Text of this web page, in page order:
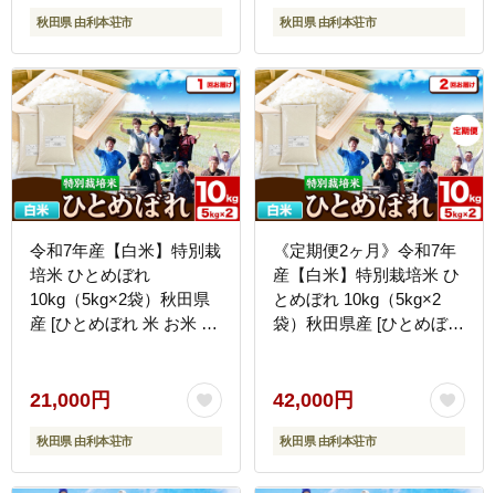
秋田県 由利本荘市 秋田県 由利本荘市
令和7年産【白米】特別栽
培米 ひとめぼれ
10kg（5kg×2袋）秋田県
産 [ひとめぼれ 米 お米 白
田県 由利本荘市]
21,000円
秋田県 由利本荘市
《定期便2ヶ月》令和7年
産【白米】特別栽培米 ひ
とめぼれ 10kg（5kg×2
袋）秋田県産 [ひとめぼれ
田県産 秋田県 由利本荘
42,000円
秋田県 由利本荘市